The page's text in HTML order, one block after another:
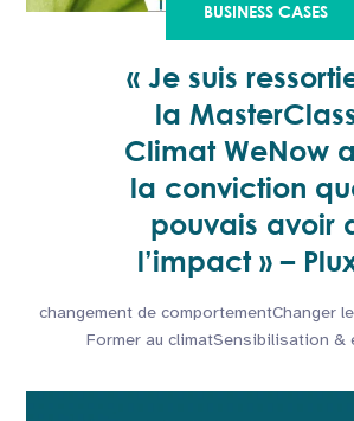
BUSINESS CASES
« Je suis
la
Climat WeNow
la conviction
pouvais avoir
l’impact » –
changement de comportementChanger
Former au climatSensibilisation &